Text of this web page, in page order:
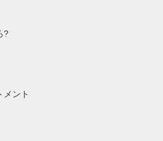
?
メント